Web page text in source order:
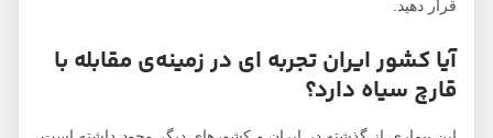
قرار دهید.
آیا کشور ایران تجربه ای در زمینه‌ی مقابله با
قارچ سیاه دارد؟